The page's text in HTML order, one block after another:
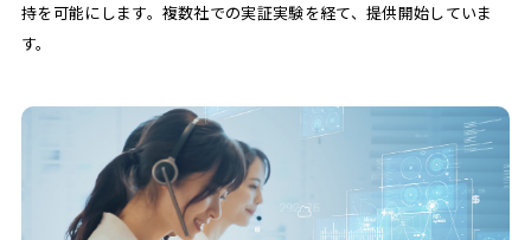
持を可能にします。複数社での実証実験を経て、提供開始していま
す。